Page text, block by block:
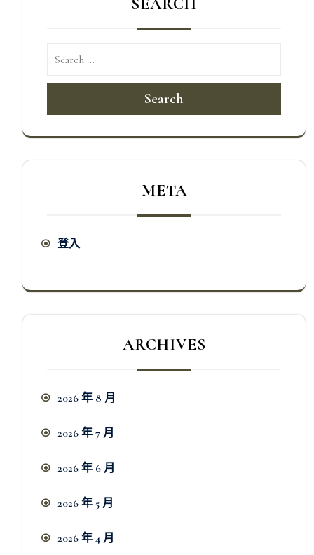
SEARCH
Search
META
登入
ARCHIVES
2026 年 8 月
2026 年 7 月
2026 年 6 月
2026 年 5 月
2026 年 4 月